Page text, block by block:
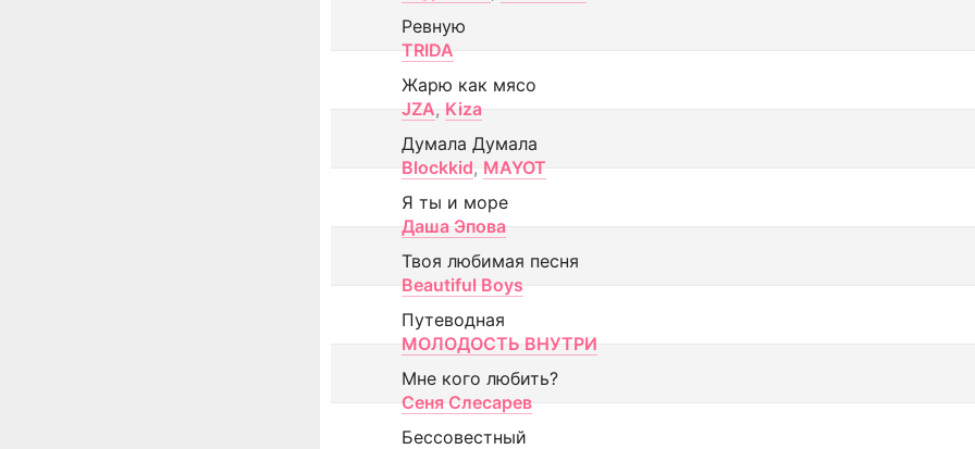
Ревную
TRIDA
Жарю как мясо
JZA, Kiza
Думала Думала
Blockkid, MAYOT
Я ты и море
Даша Эпова
Твоя любимая песня
Beautiful Boys
Путеводная
МОЛОДОСТЬ ВНУТРИ
Мне кого любить?
Сеня Слесарев
Бессовестный